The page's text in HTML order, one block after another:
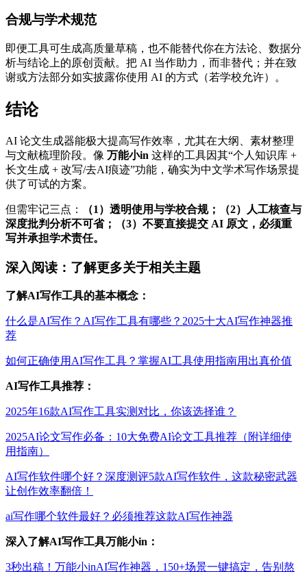
合规与学术规范
即便工具可生成高质量草稿，也不能替代你在方法论、数据分
析与结论上的原创贡献。把 AI 当作助力，而非替代；并在致
谢或方法部分如实披露你使用 AI 的方式（若学校允许）。
结论
AI 论文生成器能极大提高写作效率，尤其在大纲、素材整理
与文献梳理阶段。像 万能小in 这样的工具因其“个人知识库 +
长文生成 + 改写/去AI痕迹”功能，确实为中文学术写作场景提
供了可试的方案。
但需牢记三点：
（1）透明使用与学校合规；（2）人工核查与
深度批判分析不可省；（3）不要直接提交 AI 原文，必须重
写并承担学术责任。
深入阅读：了解更多关于相关主题
了解AI写作工具的基本概念：
什么是AI写作？AI写作工具有哪些？2025十大AI写作神器推
荐
如何正确使用AI写作工具？掌握AI工具使用指南用出真价值
AI写作工具推荐：
2025年16款AI写作工具实测对比，你该选择谁？
2025AI论文写作必备：10大免费AI论文工具推荐（附详细使
用指南）
AI写作软件哪个好？深度测评5款AI写作软件，这款秘密武器
让创作效率翻倍！
ai写作哪个软件最好？必须推荐这款AI写作神器
深入了解AI写作工具万能小in：
3秒出稿！万能小inAI写作神器，150+场景一键搞定，告别熬